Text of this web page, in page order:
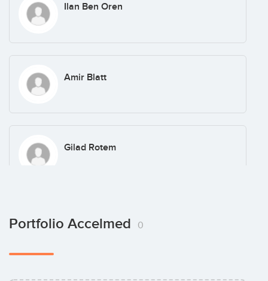
Ilan Ben Oren
Amir Blatt
Gilad Rotem
Tamir Wolf
Portfolio Accelmed 0